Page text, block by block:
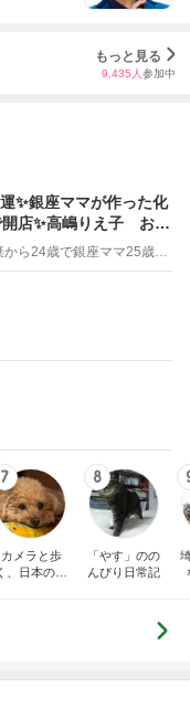
もっと見る
9,435 人 参加中
✨銀座ママが作った化
開店✨高嶋りえ子 お着
デ
【銀座クラブ高嶋】元OL婚約破棄から24歳で銀座ママ25歳でオーナーママ銀座 美肌で開運♡パワースポット巡り高嶋りえ子ブログ
7
カメラと歩
、日本の風
8
「やす」のの
んびり日常記